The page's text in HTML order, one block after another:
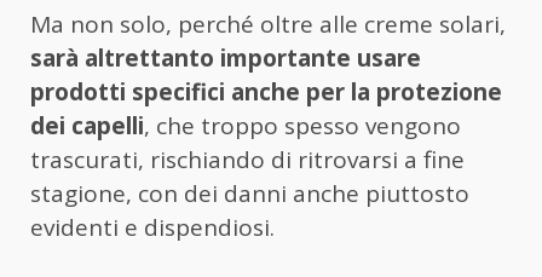
Ma non solo, perché oltre alle creme solari,
sarà altrettanto importante usare
prodotti specifici anche per la protezione
dei capelli, che troppo spesso vengono
trascurati, rischiando di ritrovarsi a fine
stagione, con dei danni anche piuttosto
evidenti e dispendiosi.